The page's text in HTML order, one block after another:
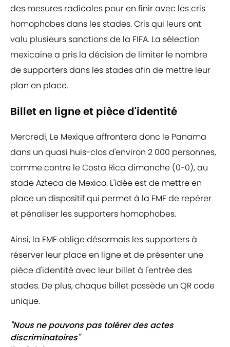
des mesures radicales pour en finir avec les cris
homophobes dans les stades. Cris qui leurs ont
valu plusieurs sanctions de la FIFA. La sélection
mexicaine a pris la décision de limiter le nombre
de supporters dans les stades afin de mettre leur
plan en place.
Billet en ligne et pièce d'identité
Mercredi, Le Mexique affrontera donc le Panama
dans un quasi huis-clos d'environ 2 000 personnes,
comme contre le Costa Rica dimanche (0-0), au
stade Azteca de Mexico. L'idée est de mettre en
place un dispositif qui permet à la FMF de repérer
et pénaliser les supporters homophobes.
Ainsi, la FMF oblige désormais les supporters à
réserver leur place en ligne et de présenter une
pièce d'identité avec leur billet à l'entrée des
stades. De plus, chaque billet possède un QR code
unique.
"Nous ne pouvons pas tolérer des actes
discriminatoires"